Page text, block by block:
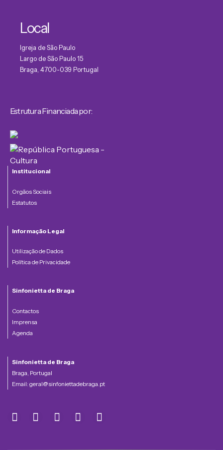
Local
Igreja de São Paulo
Largo de São Paulo 15
Braga 4700-039 Portugal
Estrutura Financiada por:
Institucional
Orgãos Sociais
Estatutos
Informação Legal
Utilização de Dados
Política de Privacidade
Sinfonietta de Braga
Contactos
Imprensa
Agenda
Sinfonietta de Braga
Braga, Portugal
Email: geral@sinfoniettadebraga.pt